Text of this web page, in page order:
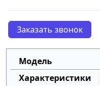
Заказать звонок